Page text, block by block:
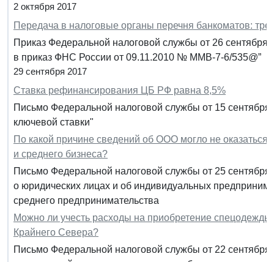
2 октября 2017
Передача в налоговые органы перечня банкоматов:
Приказ Федеральной налоговой службы от 26
в приказ ФНС России от 09.11.2010 № ММВ-7-6/535@”
29 сентября 2017
Ставка рефинансирования ЦБ РФ равна 8,5%
Письмо Федеральной налоговой службы от 15
ключевой ставки"
По какой причине сведений об ООО могло не оказаться
и среднего бизнеса?
Письмо Федеральной налоговой службы от 25
о юридических лицах и об индивидуальных
среднего предпринимательства
Можно ли учесть расходы на приобретение
Крайнего Севера?
Письмо Федеральной налоговой службы от 22